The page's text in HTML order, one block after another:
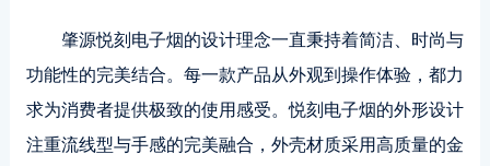
肇源悦刻电子烟的设计理念一直秉持着简洁、时尚与
功能性的完美结合。每一款产品从外观到操作体验，都力
求为消费者提供极致的使用感受。悦刻电子烟的外形设计
注重流线型与手感的完美融合，外壳材质采用高质量的金